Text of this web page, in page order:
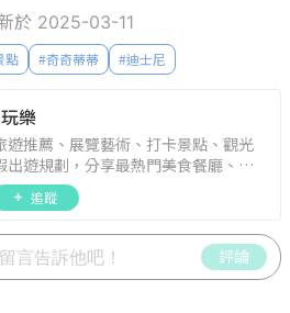
於 2025-03-11
點 #奇奇蒂蒂 #迪士尼
樂
遊推薦、展覽藝術、打卡景點、觀光
出遊規劃，分享最熱門美食餐廳、約
甜點、速食手搖飲、3C科技、心理測
、生活雜貨、吃喝玩樂實用資訊。
追蹤
評論